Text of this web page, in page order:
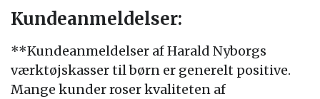
Kundeanmeldelser:
**Kundeanmeldelser af Harald Nyborgs
værktøjskasser til børn er generelt positive.
Mange kunder roser kvaliteten af